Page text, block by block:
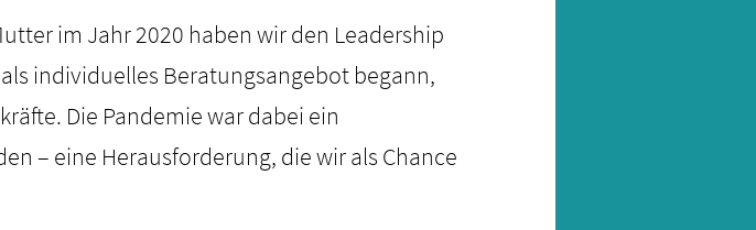
im Jahr 2020 haben wir den Leadership
individuelles Beratungsangebot begann,
Die Pandemie war dabei ein
– eine Herausforderung, die wir als Chance